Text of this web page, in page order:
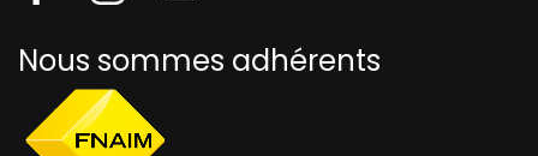
Nous sommes adhérents